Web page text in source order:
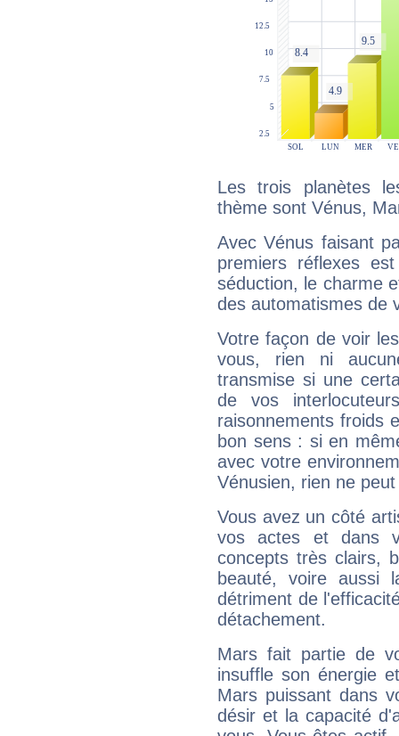
Les trois planètes
thème sont Vénus,
Avec Vénus faisant
premiers réflexes
séduction, le charme
des automatismes de
Votre façon de voir
vous, rien ni
transmise si une
de vos
raisonnements froids
bon sens : si en
avec votre
Vénusien, rien ne
Vous avez un côté
vos actes et dans
concepts très clairs,
beauté, voire aussi
détriment de
détachement.
Mars fait partie de
insuffle son énergie
Mars puissant dans
désir et la capacité